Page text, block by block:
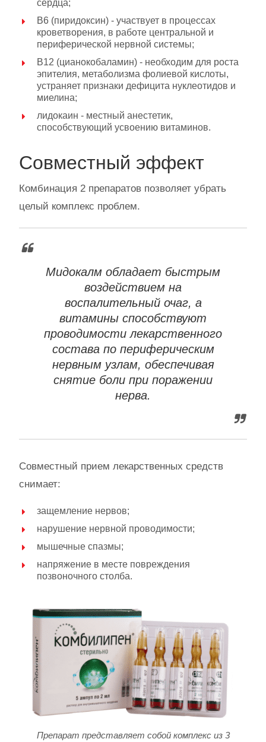
сердца;
В6 (пиридоксин) - участвует в процессах
кроветворения, в работе центральной и
периферической нервной системы;
В12 (цианокобаламин) - необходим для роста
эпителия, метаболизма фолиевой кислоты,
устраняет признаки дефицита нуклеотидов и
миелина;
лидокаин - местный анестетик,
способствующий усвоению витаминов.
Совместный эффект
Комбинация 2 препаратов позволяет убрать
целый комплекс проблем.
Мидокалм обладает быстрым
воздействием на
воспалительный очаг, а
витамины способствуют
проводимости лекарственного
состава по периферическим
нервным узлам, обеспечивая
снятие боли при поражении
нерва.
Совместный прием лекарственных средств
снимает:
защемление нервов;
нарушение нервной проводимости;
мышечные спазмы;
напряжение в месте повреждения
позвоночного столба.
Препарат представляет собой комплекс из 3